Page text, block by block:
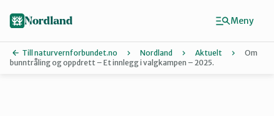
Nordland
Till naturvernforbundet.no Nordland Aktuelt
Om
bunntråling og oppdrett – Et innlegg i valgkampen – 2025.